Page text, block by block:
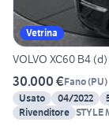
Vetrina
VOLVO XC60 B4
30.000 €Fano(PU)
Usato
04/2022
Rivenditore STYLE